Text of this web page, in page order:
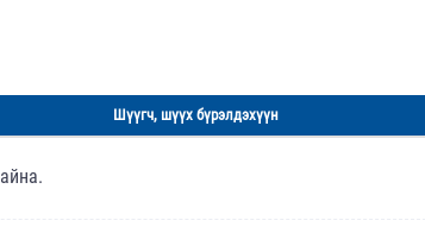
Шүүгч, шүүх бүрэлдэхүүн